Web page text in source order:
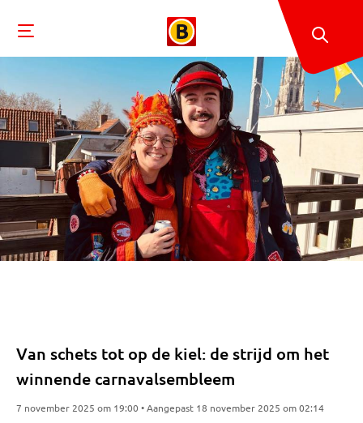
Van schets tot op de kiel: de strijd om het
winnende carnavalsembleem
7 november 2025 om 19:00 • Aangepast 18 november 2025 om 02:14